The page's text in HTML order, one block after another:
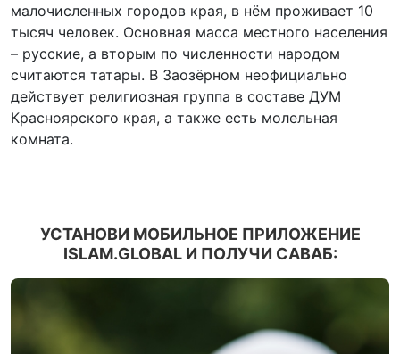
малочисленных городов края, в нём проживает 10
тысяч человек. Основная масса местного населения
– русские, а вторым по численности народом
считаются татары. В Заозёрном неофициально
действует религиозная группа в составе ДУМ
Красноярского края, а также есть молельная
комната.
УСТАНОВИ МОБИЛЬНОЕ ПРИЛОЖЕНИЕ
ISLAM.GLOBAL И ПОЛУЧИ САВАБ: